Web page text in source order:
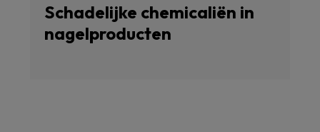
Schadelijke chemicaliën in
nagelproducten